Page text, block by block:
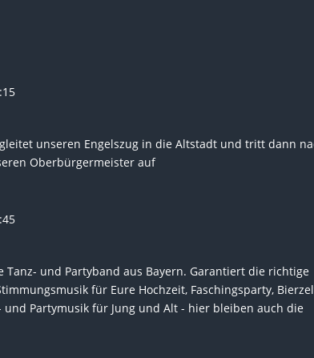
unseren Engelszug in die Altstadt und tritt dann
Oberbürgermeister auf
Tanz- und Partyband aus Bayern. Garantiert die richtige
für Eure Hochzeit, Faschingsparty,
und Partymusik für Jung und Alt - hier bleiben auch die